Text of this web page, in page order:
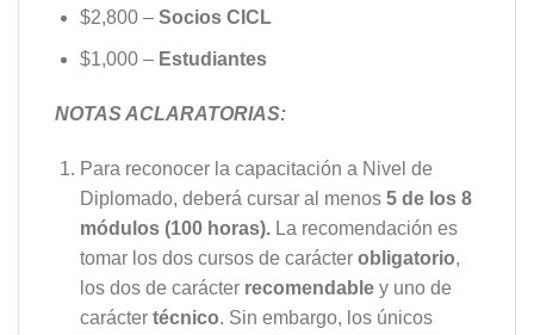
$2,800 – Socios CICL
$1,000 – Estudiantes
NOTAS ACLARATORIAS:
Para reconocer la capacitación a Nivel de
Diplomado, deberá cursar al menos 5 de los 8
módulos (100 horas).La recomendación es
tomar los dos cursos de carácter obligatorio,
los dos de carácter recomendabley uno de
carácter técnico. Sin embargo, los únicos